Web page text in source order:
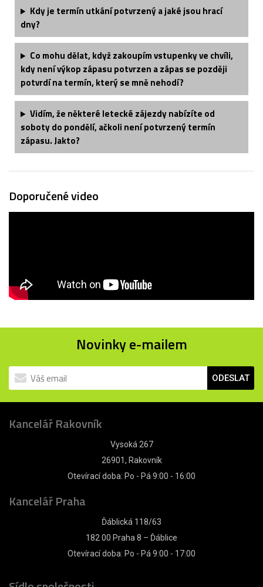
Kdy je termín utkání potvrzený a jaké jsou hrací
dny?
Co mohu dělat, když zakoupím vstupenky ve chvíli,
kdy není výkop zápasu potvrzen a zápas se později
potvrdí na termín, který se mně nehodí?
Vidím, že některé letecké zájezdy nabízíte od
soboty do pondělí, ačkoli není potvrzený termín
zápasu. Jakto?
Doporučené video
Novinky e-mailem
ODESLAT
Kancelář Rakovník
Vysoká 267
26901, Rakovník
Otevírací doba: Po - Pá 9:00 - 16:00
Kancelář Praha
Ďáblická 118/63
182 00 Praha 8 – Ďáblice
Otevírací doba: Po - Pá 9:00 - 17:00